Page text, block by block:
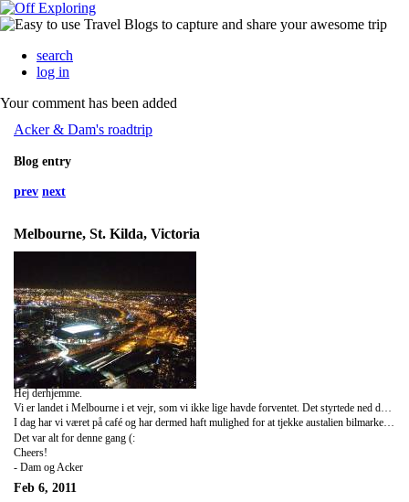
search
log in
Your comment has been added
Acker & Dam's roadtrip
Blog entry
prev next
Melbourne, St. Kilda, Victoria
Hej derhjemme.
Vi er landet i Melbourne i et vejr, som vi ikke lige havde forventet. Det styrtede ned det meste af dagen og det var omkring 20 grader. Vi tog en shuttle til vores hostel, Base, som viste sig, at have været oversvømmet dagen inden. Der er derfor ingen elektricitet på vores hostel og dermed heller ikke specielt mange mennesker. Vi fik ikke vores dobbeltmandsværelse, men røg i stedet på et dormitory, hvilket viste sig at være fint, da vi dermed har mødt nogle flinke mennesker. Vi var ude for at opleve nattelivet, som er det samme som i Danmark, blot med mere afslappet attitude.
I dag har vi været på café og har dermed haft mulighed for at tjekke austalien bilmarked for campervans og vi er totalt "stoked at the moment". Vi har valgt de bedste ud og håber på, at vi kan blive et par glade førstegangsbilejere i løbet af de næste par dage.
Det var alt for denne gang (:
Cheers!
- Dam og Acker
Feb 6, 2011